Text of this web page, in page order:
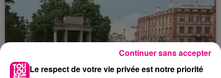
Le respect de votre vie privée est notre priorité
Continuer sans accepter